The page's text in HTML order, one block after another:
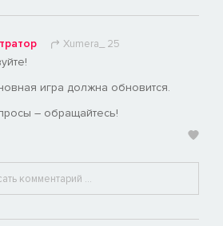
Хumera_ 25
игра должна обновится.
– обращайтесь!